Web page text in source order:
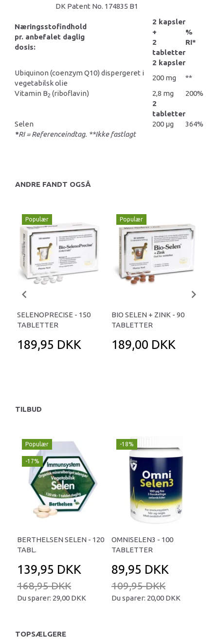
DK Patent No. 174835 B1
Næringsstofindhold
pr. anbefalet daglig
dosis:
2 kapsler
+
2
tabletter
%
RI*
2 kapsler
Ubiquinon (coenzym Q10) dispergeret i
vegetabilsk olie
200 mg
**
Vitamin B2 (riboflavin) 2,8 mg
200%
2
tabletter
Selen
200 µg
364%
*RI = Referenceindtag. **Ikke fastlagt
ANDRE FANDT OGSÅ
Populær
SELENOPRECISE - 150
TABLETTER
189,95 DKK
Populær
BIO SELEN + ZINK - 90
TABLETTER
189,00 DKK
TILBUD
Populær
-17%
BERTHELSEN SELEN - 120
TABL.
139,95 DKK
168,95 DKK
Du sparer: 29,00 DKK
-18%
OMNISELEN3 - 100
TABLETTER
89,95 DKK
109,95 DKK
Du sparer: 20,00 DKK
TOPSÆLGERE